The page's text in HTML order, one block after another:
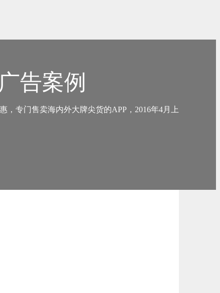
告案例
，专门售卖海内外大牌尖货的APP，2016年4月上